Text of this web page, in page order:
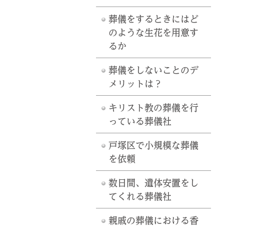
葬儀をするときにはど
のような生花を用意す
るか
葬儀をしないことのデ
メリットは？
キリスト教の葬儀を行
っている葬儀社
戸塚区で小規模な葬儀
を依頼
数日間、遺体安置をし
てくれる葬儀社
親戚の葬儀における香